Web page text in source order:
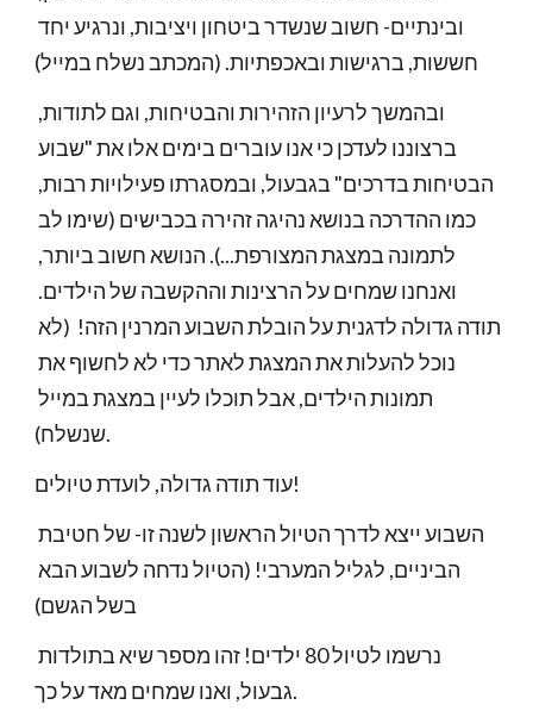
ובינתיים- חשוב ש​נשדר ביטחון ויציבות, ונרגיע יחד
חששות, ברגישות ובאכפתיות. (המכתב נשלח במייל)
ברצוננו לעדכן כי אנו עוברים בימים אלו את "שבוע
כמו ההדרכה בנושא נהיגה זהיר​ה​ בכבישים (שימו לב
תודה גדולה לדגנית על הובלת השבוע המרנין הזה!  (לא
נוכל להעלות את המצגת לאתר כדי לא לחשוף את
תמונות הילדים, אבל תוכלו לעיין במצגת במייל
שנשלח).
עוד תודה גדולה, לועדת טיולים!
השבוע ייצא לדרך הטיול הראשון לשנה זו- של חטיבת
הביניים, לגליל המערבי! (הטיול נדחה לשבוע הבא
בשל הגשם)
נרשמו לטיול 80 ילדים! זהו מספר שיא בתולדות
גבעול, ואנו שמחים מאד על כך.